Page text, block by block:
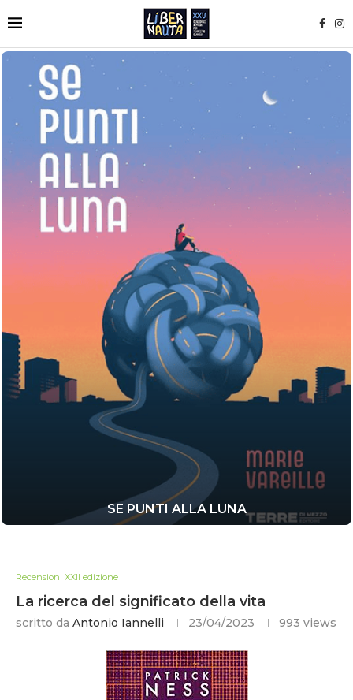
SE PUNTI ALLA LUNA
Recensioni XXII edizione
La ricerca del significato della vita
scritto da Antonio Iannelli 23/04/2023 993 views